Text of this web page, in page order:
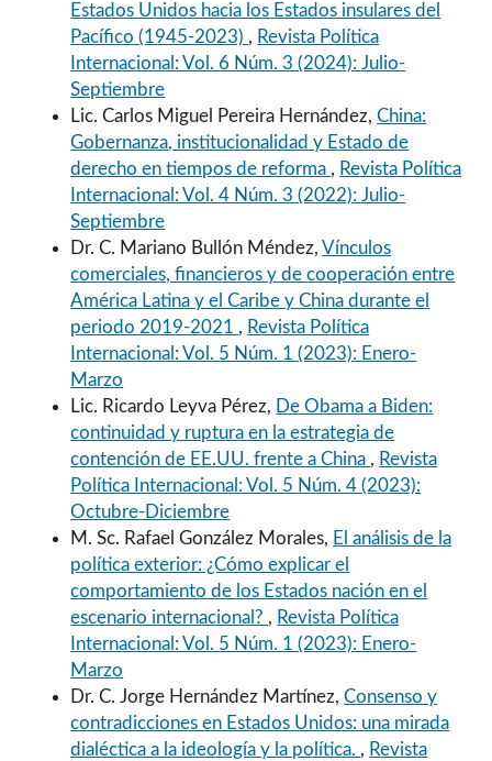
Estados Unidos hacia los Estados insulares del
Pacífico (1945-2023) , Revista Política
Internacional: Vol. 6 Núm. 3 (2024): Julio-
Septiembre
Lic. Carlos Miguel Pereira Hernández,China:
Gobernanza, institucionalidad y Estado de
derecho en tiempos de reforma , Revista Política
Internacional: Vol. 4 Núm. 3 (2022): Julio-
Septiembre
Dr. C. Mariano Bullón Méndez,Vínculos
comerciales, financieros y de cooperación entre
América Latina y el Caribe y China durante el
periodo 2019-2021 , Revista Política
Internacional: Vol. 5 Núm. 1 (2023): Enero-
Marzo
Lic. Ricardo Leyva Pérez, De Obama a Biden:
continuidad y ruptura en la estrategia de
contención de EE.UU. frente a China , Revista
Política Internacional: Vol. 5 Núm. 4 (2023):
Octubre-Diciembre
M. Sc. Rafael González Morales, El análisis de la
política exterior: ¿Cómo explicar el
comportamiento de los Estados nación en el
escenario internacional? , Revista Política
Internacional: Vol. 5 Núm. 1 (2023): Enero-
Marzo
Dr. C. Jorge Hernández Martínez,Consenso y
contradicciones en Estados Unidos: una mirada
dialéctica a la ideología y la política. , Revista